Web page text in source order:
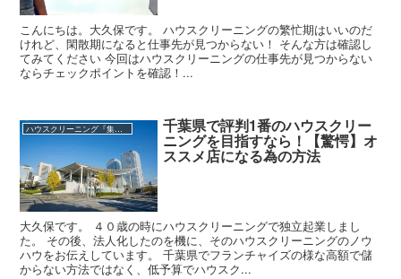
こんにちは。大久保です。 ハウスクリーニングの繁忙期はいいのだ
けれど、閑散期になると仕事先が見つからない！ そんな方は確認し
てみてください 今回はハウスクリーニングの仕事先が見つからない
ならチェックポイントを確認！...
ハウスクリーニング『集客』（利益100万円/月） 千葉県で評判1番のハウスクリー
ニングを目指すなら！【驚愕】オ
ススメ店になる為の方法
大久保です。 ４０歳の時にハウスクリーニングで独立起業しまし
た。 その後、法人化したのを機に、そのハウスクリーニングのノウ
ハウをお伝えしています。 千葉県でフランチャイズの様な高額で儲
からない方法ではなく、低予算でハウスク...